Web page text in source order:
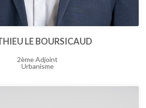
LE BOURSICAUD
2ème Adjoint
Urbanisme